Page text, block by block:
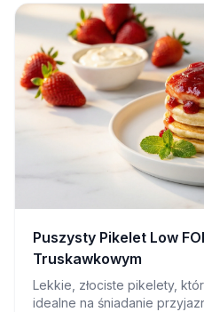
Puszysty Pikelet Low
Truskawkowym
Lekkie, złociste pikelety,
idealne na śniadanie